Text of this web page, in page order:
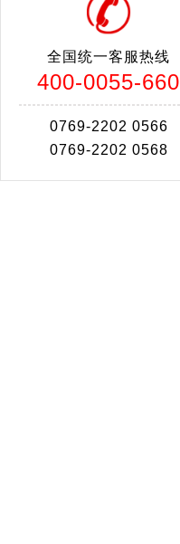
全国统一客服热线
400-0055-660
0769-2202 0566
0769-2202 0568